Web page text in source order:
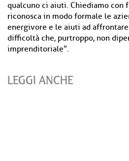
qualcuno ci aiuti. Chiediamo con
riconosca in modo formale le
energivore e le aiuti ad
difficoltà che, purtroppo, non
imprenditoriale".
LEGGI ANCHE